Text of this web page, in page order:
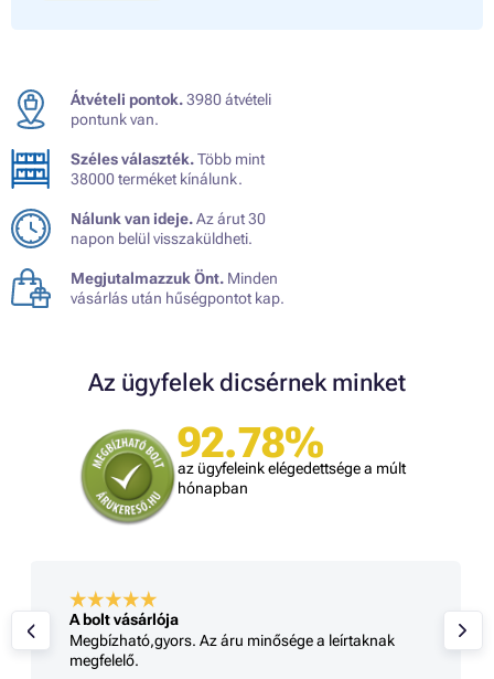
Átvételi pontok.3980 átvételi
pontunk van.
Széles választék.Több mint
38000 terméket kínálunk.
Nálunk van ideje.Az árut 30
napon belül visszaküldheti.
Megjutalmazzuk Önt. Minden
vásárlás után hűségpontot kap.
Az ügyfelek dicsérnek minket
92.78%
az ügyfeleink elégedettsége a múlt
hónapban
A bolt vásárlója
Megbízható,gyors. Az áru minősége a leírtaknak
megfelelő.